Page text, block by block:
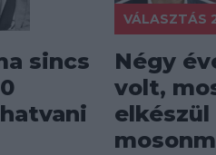
sincs
VÁLASZTÁS
Négy
volt,
elkészül